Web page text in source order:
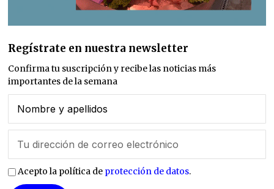
Regístrate en nuestra newsletter
Confirma tu suscripción y recibe las noticias más
importantes de la semana
Acepto la política de protección de datos.